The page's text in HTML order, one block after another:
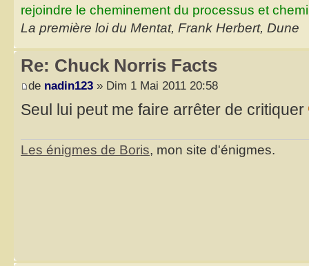
rejoindre le cheminement du processus et
La première loi du Mentat, Frank Herbert, Dune
Re: Chuck Norris Facts
de nadin123 » Dim 1 Mai 2011 20:58
Seul lui peut me faire arrêter de critiquer
Les énigmes de Boris, mon site d'énigmes.